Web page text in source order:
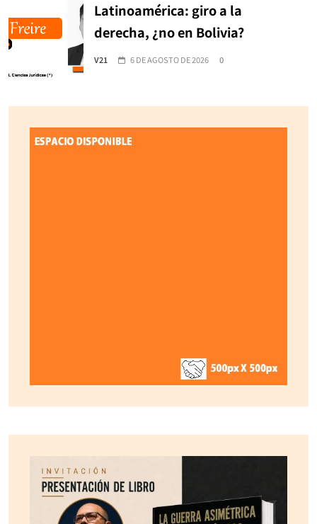
Latinoamérica: giro a la
derecha, ¿no en Bolivia?
V21 6 DE AGOSTO DE 2026 0